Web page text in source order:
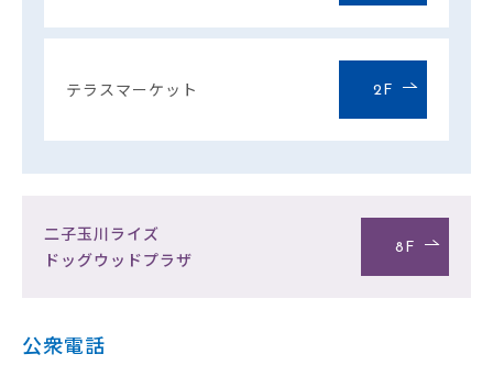
テラスマーケット 2F
二子玉川ライズ
ドッグウッドプラザ
8F
公衆電話